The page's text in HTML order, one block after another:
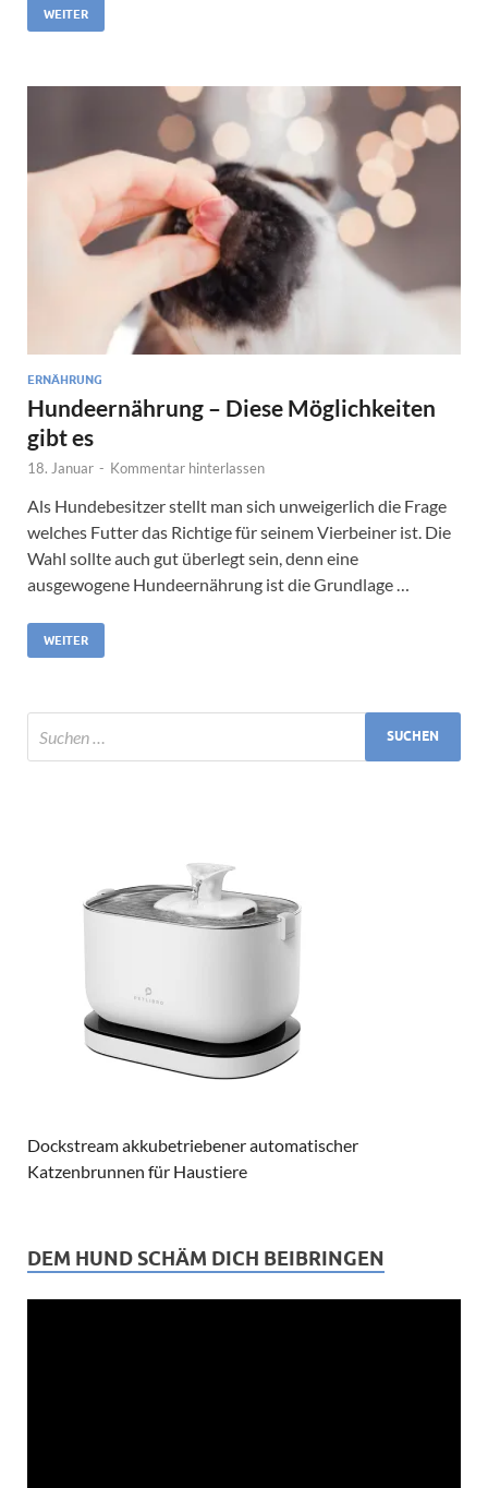
WEITER
ERNÄHRUNG
Hundeernährung – Diese Möglichkeiten
gibt es
18. Januar - Kommentar hinterlassen
Als Hundebesitzer stellt man sich unweigerlich die Frage
welches Futter das Richtige für seinem Vierbeiner ist. Die
Wahl sollte auch gut überlegt sein, denn eine
ausgewogene Hundeernährung ist die Grundlage …
WEITER
Dockstream akkubetriebener automatischer
Katzenbrunnen für Haustiere
DEM HUND SCHÄM DICH BEIBRINGEN